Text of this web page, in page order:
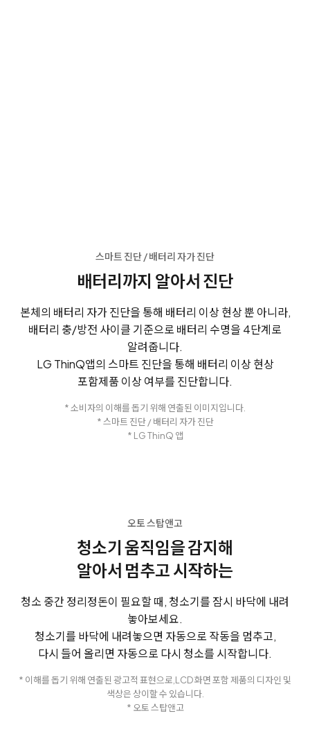
스마트 진단 / 배터리 자가 진단
배터리까지 알아서 진단
본체의 배터리 자가 진단을 통해 배터리 이상 현상 뿐 아니라,
배터리 충/방전 사이클 기준으로 배터리 수명을 4단계로
알려줍니다.
LG ThinQ앱의 스마트 진단을 통해 배터리 이상 현상
포함제품 이상 여부를 진단합니다.
* 소비자의 이해를 돕기 위해 연출된 이미지입니다.
* 스마트 진단 / 배터리 자가 진단
* LG ThinQ 앱
오토 스탑앤고
청소기 움직임을 감지해
알아서 멈추고 시작하는
청소 중간 정리정돈이 필요할 때, 청소기를 잠시 바닥에 내려
놓아보세요.
청소기를 바닥에 내려놓으면 자동으로 작동을 멈추고,
다시 들어 올리면 자동으로 다시 청소를 시작합니다.
* 이해를 돕기 위해 연출된 광고적 표현으로, LCD 화면 포함 제품의 디자인 및
색상은 상이할 수 있습니다.
* 오토 스탑앤고